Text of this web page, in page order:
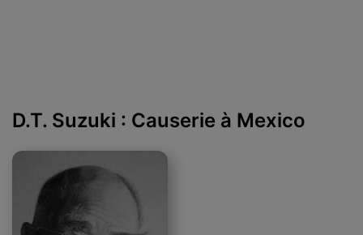
D.T. Suzuki : Causerie à Mexico